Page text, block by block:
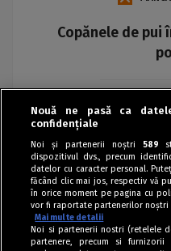
Copănele de pui
Nouă ne pasă ca
confidențiale
Noi și partenerii noștri 589
dispozitivul dvs., precum
datelor cu caracter personal.
făcând clic mai jos, respectiv vă
în orice moment pe pagina cu
vor fi raportate partenerilor noștri
Mai multe detalii
Noi si partenerii nostri (retelele
partenere, precum si